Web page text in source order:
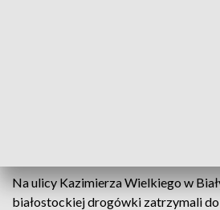
Na ulicy Kazimierza Wielkiego w
białostockiej drogówki zatrzymali